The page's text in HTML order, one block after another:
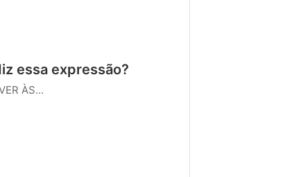
essa expressão?
ÀS…